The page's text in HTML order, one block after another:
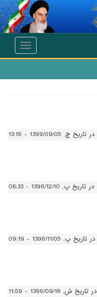
Toggle
در تاریخ چ, 1399/09/05 - 13:16
در تاریخ پ, 1396/12/10 - 08:33
در تاریخ پ, 1396/11/05 - 09:19
در تاریخ ش, 1396/09/18 - 11:59